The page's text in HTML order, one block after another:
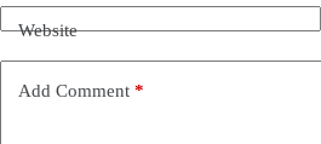
Website
Add Comment *